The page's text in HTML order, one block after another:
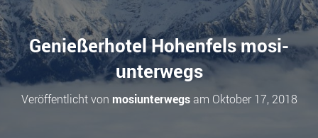
T
I
O
N
C
Genießerhotel Hohenfels mosi-
unterwegs
Veröffentlicht von mosiunterwegsam Oktober 17, 2018